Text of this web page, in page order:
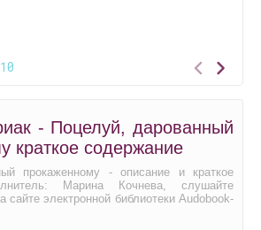
- Поцелуй, дарованный
краткое содержание
прокаженному - описание и краткое
Марина Кочнева, слушайте
сайте электронной библиотеки Audobook-